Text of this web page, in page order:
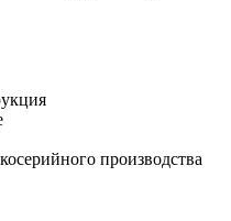
производства